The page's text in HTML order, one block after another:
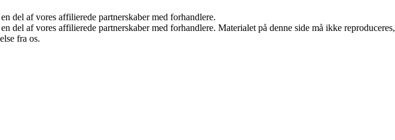
del af vores affilierede partnerskaber med forhandlere.
af vores affilierede partnerskaber med forhandlere. Materialet på denne side må ikke reproduceres,
fra os.